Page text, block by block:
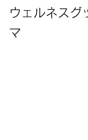
ウェルネスグ
マ